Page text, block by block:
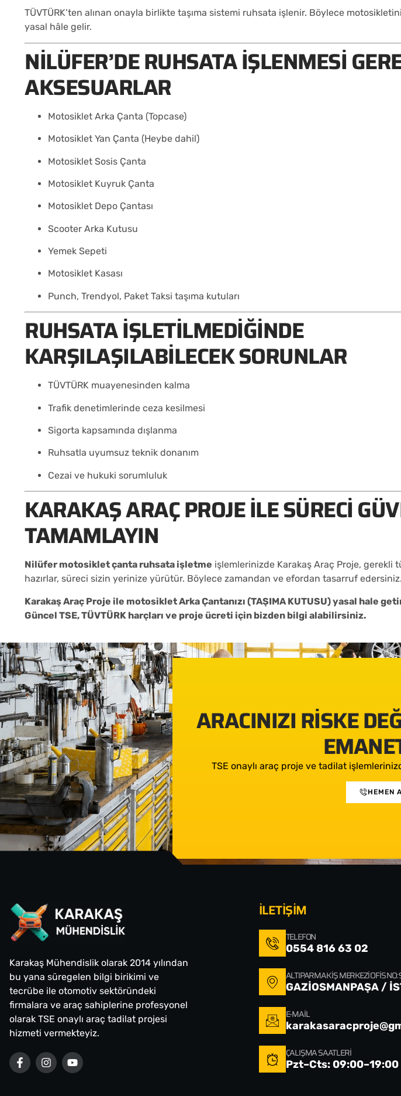
TÜVTÜRK’ten alınan onayla birlikte taşıma sistemi ruhsata işlenir. Böylece
yasal hâle gelir.
NILÜFER’DE RUHSATA İŞLENMESI
AKSESUARLAR
Motosiklet Arka Çanta (Topcase)
Motosiklet Yan Çanta (Heybe dahil)
Motosiklet Sosis Çanta
Motosiklet Kuyruk Çanta
Motosiklet Depo Çantası
Scooter Arka Kutusu
Yemek Sepeti
Motosiklet Kasası
Punch, Trendyol, Paket Taksi taşıma kutuları
RUHSATA İŞLETILMEDIĞINDE
KARŞILAŞILABILECEK SORUNLAR
TÜVTÜRK muayenesinden kalma
Trafik denetimlerinde ceza kesilmesi
Sigorta kapsamında dışlanma
Ruhsatla uyumsuz teknik donanım
Cezai ve hukuki sorumluluk
KARAKAŞ ARAÇ PROJE ILE SÜRECI
TAMAMLAYIN
Nilüfer motosiklet çanta ruhsata işletme işlemlerinizde Karakaş Araç Proje, gerekli
hazırlar, süreci sizin yerinize yürütür. Böylece zamandan ve efordan tasarruf edersiniz.
Karakaş Araç Proje ile motosiklet Arka Çantanızı (TAŞIMA KUTUSU) yasal hale
Güncel TSE, TÜVTÜRK harçları ve proje ücreti için bizden bilgi alabilirsiniz.
ARACINIZI RISKE
TSE onaylı araç proje ve tadilat
HEMEN
Karakaş Mühendislik olarak 2014 yılından
bu yana süregelen bilgi birikimi ve
tecrübe ile otomotiv sektöründeki
firmalara ve araç sahiplerine profesyonel
olarak TSE onaylı araç tadilat projesi
hizmeti vermekteyiz.
İLETİŞİM
TELEFON
0554 816 63 02
ALTIPARMAK İŞ MERKEZI OFIS NO:
GAZİOSMANPAŞA /
E-MAIL
ÇALIŞMA SAATLERI
Pzt–Cts: 09:00–19:00